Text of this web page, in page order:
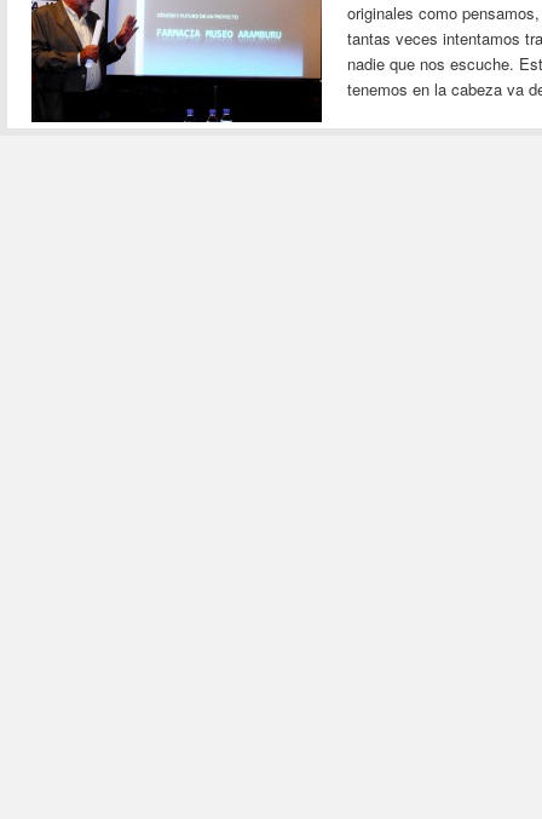
originales como
tantas veces intentamos
nadie que nos escuche.
tenemos en la cabeza va